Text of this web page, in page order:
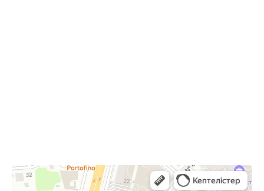
Сарыарка
Торговый центр в Астане
Развлекательный центр в Астане